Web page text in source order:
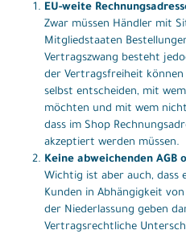
EU-weite
Zwar müssen Händler mit
Mitgliedstaaten
Vertragszwang besteht
der Vertragsfreiheit
selbst entscheiden, mit
möchten und mit wem
dass im Shop
akzeptiert werden müssen.
Keine abweichenden
Wichtig ist aber auch, dass
Kunden in Abhängigkeit
der Niederlassung geben
Vertragsrechtliche